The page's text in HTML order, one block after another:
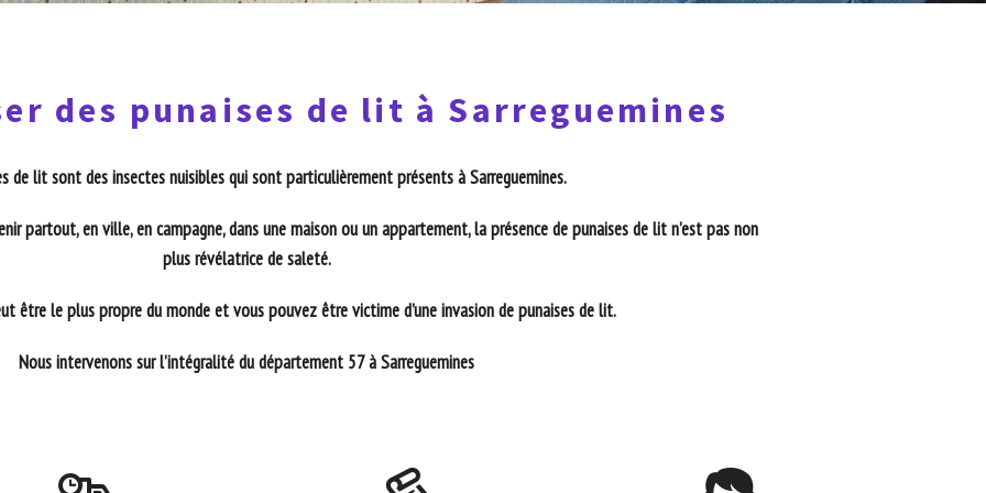
des punaises de lit à Sarreguemines
de lit sont des insectes nuisibles qui sont particulièrement présents à Sarreguemines.
partout, en ville, en campagne, dans une maison ou un appartement, la présence de punaises de lit n’est pas non
plus révélatrice de saleté.
être le plus propre du monde et vous pouvez être victime d’une invasion de punaises de lit.
Nous intervenons sur l’intégralité du département 57 à Sarreguemines